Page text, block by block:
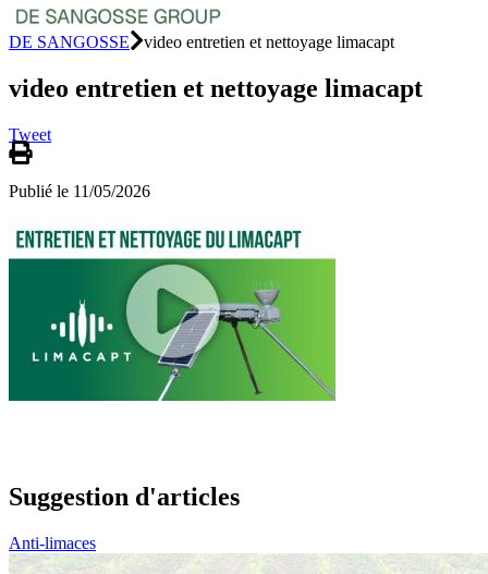
DE SANGOSSE video entretien et nettoyage limacapt
video entretien et nettoyage limacapt
Tweet
Publié le 11/05/2026
Suggestion d'articles
Anti-limaces